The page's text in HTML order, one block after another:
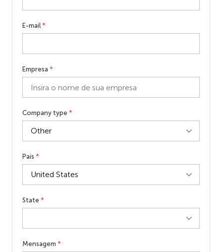
E-mail *
Empresa *
Company type *
País *
State *
Mensagem *